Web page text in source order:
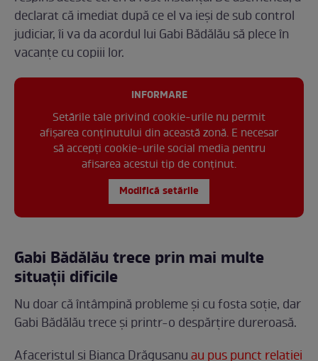
declarat că imediat după ce el va ieși de sub control
judiciar, îi va da acordul lui Gabi Bădălău să plece în
vacanțe cu copiii lor.
INFORMARE
Setările tale privind cookie-urile nu permit
afișarea conținutului din această zonă. E necesar
să accepți cookie-urile social media pentru
afisarea acestui tip de conținut.
Modifică setările
Gabi Bădălău trece prin mai multe
situații dificile
Nu doar că întâmpină probleme și cu fosta soție, dar
Gabi Bădălău trece și printr-o despărțire dureroasă.
Afaceristul și Bianca Drăgușanuau pus punct relației